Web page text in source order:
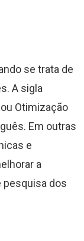
se trata de
A sigla
Otimização
Em outras
e
a
pesquisa dos